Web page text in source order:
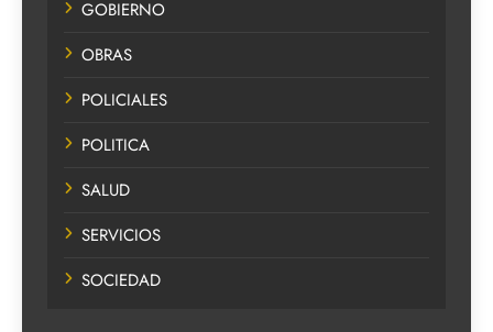
GOBIERNO
OBRAS
POLICIALES
POLITICA
SALUD
SERVICIOS
SOCIEDAD